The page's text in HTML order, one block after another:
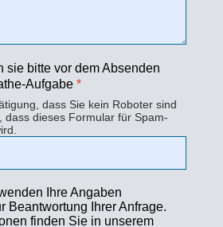
sie bitte vor dem Absenden
Aufgabe*
dass Sie kein Roboter sind
dass dieses Formular für Spam-
Ihre Angaben
Beantwortung Ihrer Anfrage.
finden Sie in unserem